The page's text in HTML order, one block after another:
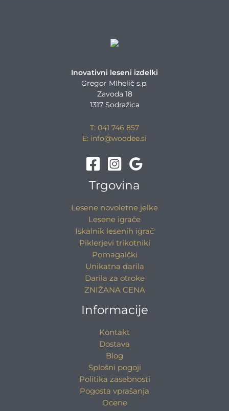
Inovativni leseni izdelki
Gregor MIhelič s.p.
Zavoda 18
1317 Sodražica
T: 041 746 857
E: info@woodee.si
Trgovina
Lesene novoletne jelke
Lesene igrače
Iskalnik lesenih igrač
Piklerjevi trikotniki
Pomagalčki
Unikatna darila
Darila za otroke
ZNIŽANA CENA
Informacije
Kontakt
Dostava
Blog
Splošni pogoji
Politika zasebnosti
Pogosta vprašanja
Ocene